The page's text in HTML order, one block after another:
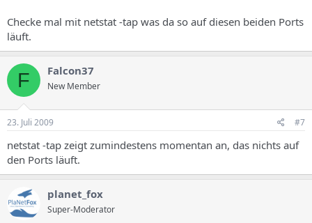
Checke mal mit netstat -tap was da so auf diesen beiden Ports
läuft.
F Falcon37
New Member
23. Juli 2009 #7
netstat -tap zeigt zumindestens momentan an, das nichts auf
den Ports läuft.
planet_fox
Super-Moderator